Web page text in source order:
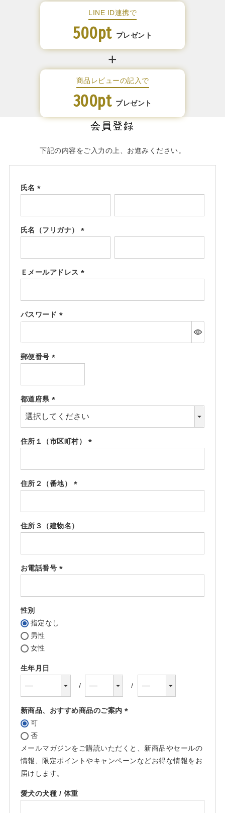
LINE ID連携で
500pt プレゼント
商品レビューの記入で
300pt プレゼント
会員登録
下記の内容をご入力の上、お進みください。
氏名
須)
氏名（フリガナ）
須)
Ｅメールアドレス
須)
パスワード
須)
郵便番号
須)
都道府県
(必
須)
住所１（市区町村）
須)
住所２（番地）
須)
住所３（建物名）
お電話番号
須)
性別
指定なし
男性
女性
生年月日
新商品、おすすめ商品のご案内
可
否
メールマガジンをご購読いただくと、新商品やセールの
情報、限定ポイントやキャンペーンなどお得な情報をお
届けします。
愛犬の犬種 / 体重